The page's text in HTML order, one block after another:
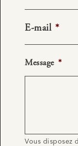
E-mail *
Message *
Vous disposez